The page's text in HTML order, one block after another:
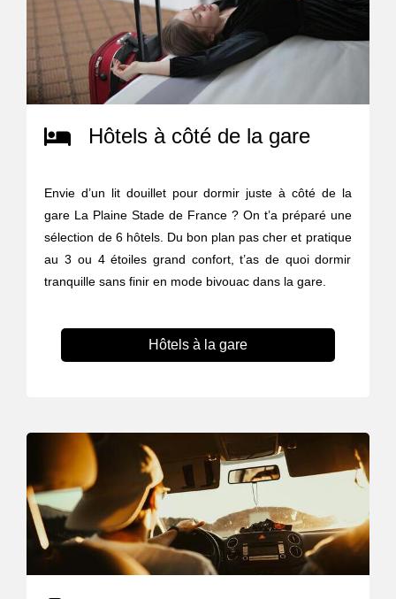
Hôtels à côté de la gare
Envie d’un lit douillet pour dormir juste à côté de la
gare La Plaine Stade de France ? On t’a préparé une
sélection de 6 hôtels. Du bon plan pas cher et pratique
au 3 ou 4 étoiles grand confort, t’as de quoi dormir
tranquille sans finir en mode bivouac dans la gare.
Hôtels à la gare